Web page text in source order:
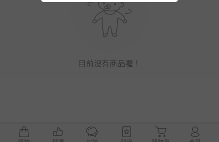
目前沒有商品喔！